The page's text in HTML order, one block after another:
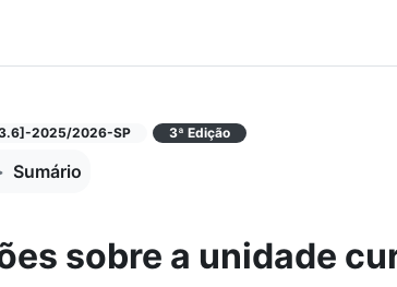
2025/2026-SP 3ª Edição
Sumário
sobre a unidade